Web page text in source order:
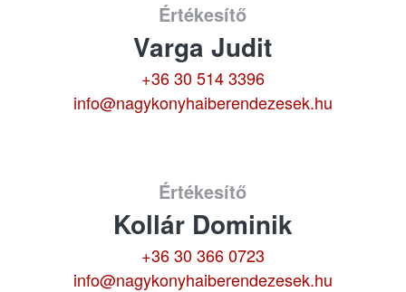
Értékesítő
Varga Judit
+36 30 514 3396
info@nagykonyhaiberendezesek.hu
Értékesítő
Kollár Dominik
+36 30 366 0723
info@nagykonyhaiberendezesek.hu